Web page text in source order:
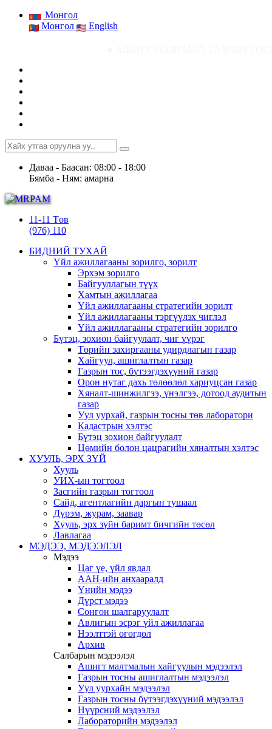
Монгол
Монгол
English
Даваа - Баасан: 08:00 - 18:00
Бямба - Ням: амарна
11-11 Төв
(976) 110
БИДНИЙ ТУХАЙ
Үйл ажиллагааны зорилго, зорилт
Эрхэм зорилго
Байгууллагын түүх
Хамтын ажиллагаа
Үйл ажиллагааны стратегийн зорилт
Үйл ажиллагааны тэргүүлэх чиглэл
Үйл ажиллагааны стратегийн зорилго
Бүтэц, зохион байгуулалт, чиг үүрэг
Төрийн захиргааны удирдлагын газар
Хайгуул, ашиглалтын газар
Газрын тос, бүтээгдэхүүний газар
Орон нутаг дахь төлөөлөл хариуцсан газар
Хяналт-шинжилгээ, үнэлгээ, дотоод аудитын
газар
Уул уурхай, газрын тосны төв лаборатори
Кадастрын хэлтэс
Бүтэц зохион байгуулалт
Цөмийн болон цацрагийн хяналтын хэлтэс
ХУУЛЬ, ЭРХ ЗҮЙ
Хууль
УИХ-ын тогтоол
Засгийн газрын тогтоол
Сайд, агентлагийн даргын тушаал
Дүрэм, журам, заавар
Хууль, эрх зүйн баримт бичгийн төсөл
Лавлагаа
МЭДЭЭ, МЭДЭЭЛЭЛ
Мэдээ
Цаг үе, үйл явдал
ААН-ийн анхааралд
Үнийн мэдээ
Дүрст мэдээ
Сонгон шалгаруулалт
Авлигын эсрэг үйл ажиллагаа
Нээлттэй өгөгдөл
Архив
Салбарын мэдээлэл
Ашигт малтмалын хайгуулын мэдээлэл
Газрын тосны ашиглалтын мэдээлэл
Уул уурхайн мэдээлэл
Газрын тосны бүтээгдэхүүний мэдээлэл
Нүүрсний мэдээлэл
Лабораторийн мэдээлэл